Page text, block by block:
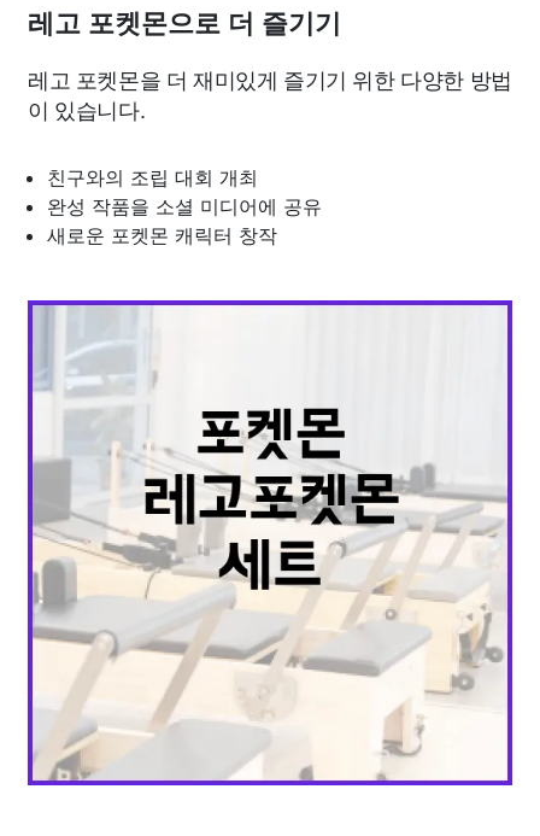
레고 포켓몬으로 더 즐기기
레고 포켓몬을 더 재미있게 즐기기 위한 다양한 방법
이 있습니다.
친구와의 조립 대회 개최
완성 작품을 소셜 미디어에 공유
새로운 포켓몬 캐릭터 창작